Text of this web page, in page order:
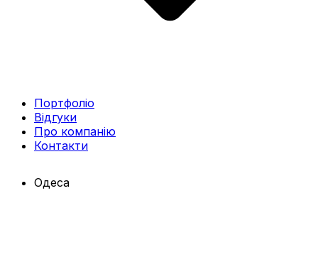
Портфоліо
Відгуки
Про компанію
Контакти
Одеса